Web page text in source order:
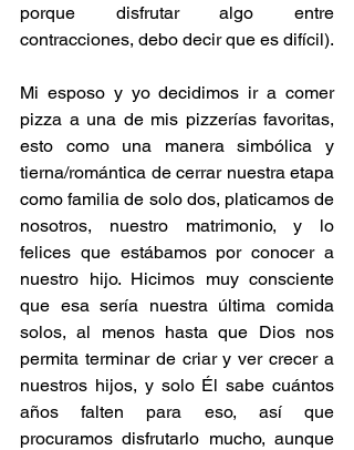
porque disfrutar algo entre
contracciones, debo decir que es difícil).
Mi esposo y yo decidimos ir a comer
pizza a una de mis pizzerías favoritas,
esto como una manera simbólica y
tierna/romántica de cerrar nuestra etapa
como familia de solo dos, platicamos de
nosotros, nuestro matrimonio, y lo
felices que estábamos por conocer a
nuestro hijo. Hicimos muy consciente
que esa sería nuestra última comida
solos, al menos hasta que Dios nos
permita terminar de criar y ver crecer a
nuestros hijos, y solo Él sabe cuántos
años falten para eso, así que
procuramos disfrutarlo mucho, aunque